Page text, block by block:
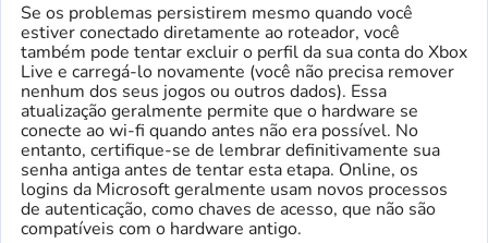
Se os problemas persistirem mesmo quando você
estiver conectado diretamente ao roteador, você
também pode tentar excluir o perfil da sua conta do Xbox
Live e carregá-lo novamente (você não precisa remover
nenhum dos seus jogos ou outros dados). Essa
atualização geralmente permite que o hardware se
conecte ao wi-fi quando antes não era possível. No
entanto, certifique-se de lembrar definitivamente sua
senha antiga antes de tentar esta etapa. Online, os
logins da Microsoft geralmente usam novos processos
de autenticação, como chaves de acesso, que não são
compatíveis com o hardware antigo.